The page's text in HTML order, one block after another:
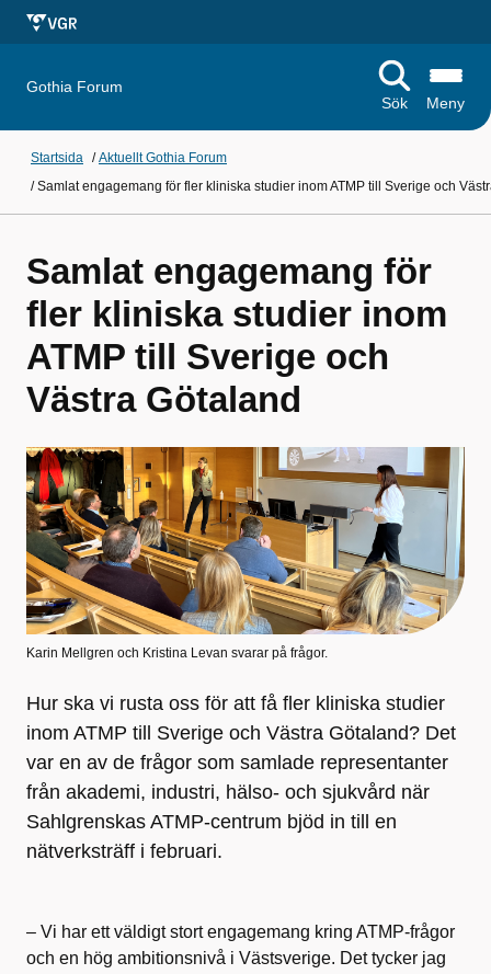
Gothia Forum
Sök
Meny
Startsida /Aktuellt Gothia Forum
/Samlat engagemang för fler kliniska studier inom ATMP till Sverige och
Samlat engagemang för
fler kliniska studier inom
ATMP till Sverige och
Västra Götaland
Karin Mellgren och Kristina Levan svarar på frågor.
Hur ska vi rusta oss för att få fler kliniska studier
inom ATMP till Sverige och Västra Götaland? Det
var en av de frågor som samlade representanter
från akademi, industri, hälso- och sjukvård när
Sahlgrenskas ATMP-centrum bjöd in till en
nätverksträff i februari.
– Vi har ett väldigt stort engagemang kring ATMP-frågor
och en hög ambitionsnivå i Västsverige. Det tycker jag